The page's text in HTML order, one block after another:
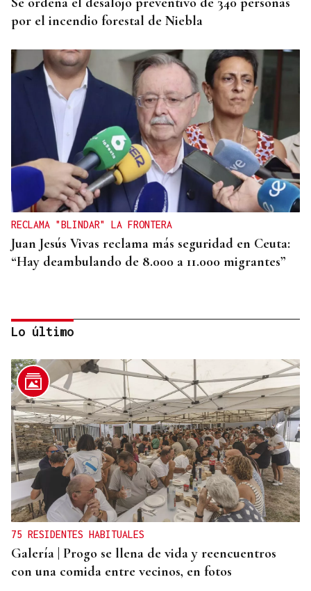
por el incendio forestal de Niebla
RECLAMA "BLINDAR" LA FRONTERA
Juan Jesús Vivas reclama más seguridad en Ceuta:
“Hay deambulando de 8.000 a 11.000 migrantes”
VIOLENCIA MACHISTA
Prisión sin fianza para el hombre que asesinó a su
mujer en un centro comercial de Murcia
Lo último
75 RESIDENTES HABITUALES
Galería | Progo se llena de vida y reencuentros
con una comida entre vecinos, en fotos